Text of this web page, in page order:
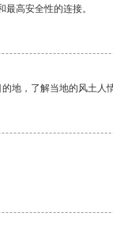
高安全性的连接。
地，了解当地的风土人情